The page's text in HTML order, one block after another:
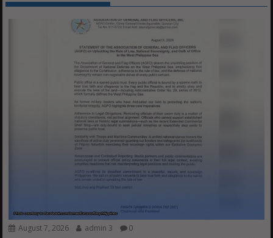
August 7, 2026 admin 3 0